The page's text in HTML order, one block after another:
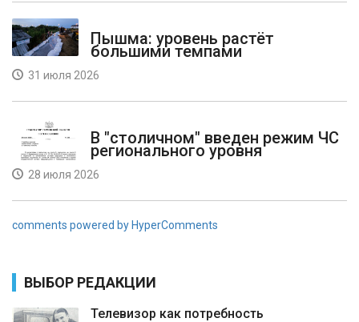
Пышма: уровень растёт
большими темпами
31 июля 2026
В "столичном" введен режим ЧС
регионального уровня
28 июля 2026
comments powered by HyperComments
ВЫБОР РЕДАКЦИИ
Телевизор как потребность